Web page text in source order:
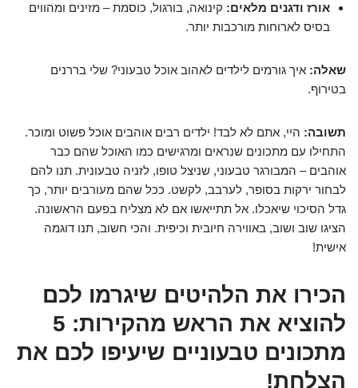
אורז ודגנים מלאים: קינואה, בורגול, כוסמת – מזינים ומהווים
בסיס לארוחות מורכבות יותר.
שאלה: איך גורמים לילדים לאהוב אוכל טבעוני? שלי בררנים
בטירוף.
תשובה: היי, אתם לא לבד! ילדים רבים אוהבים אוכל פשוט ומוכר.
התחילו עם מתכונים שנראים ומרגישים כמו האוכל שהם כבר
אוהבים – המבורגר טבעוני, שניצל טופו, לזניה טבעונית. תנו להם
לבחור ירקות בסופר, לערבב, לקשט. ככל שהם מעורבים יותר, כך
גדל הסיכוי שיאכלו. אל תתייאשו אם לא מצליח בפעם הראשונה.
הציגו שוב ושוב, באווירה חיובית וכיפית. והכי חשוב, תנו דוגמה
אישית!
הכירו את הלהיטים שיגרמו לכם
להוציא את הראש מהקירות: 5
מתכונים טבעוניים שיעיפו לכם את
הצלחת!